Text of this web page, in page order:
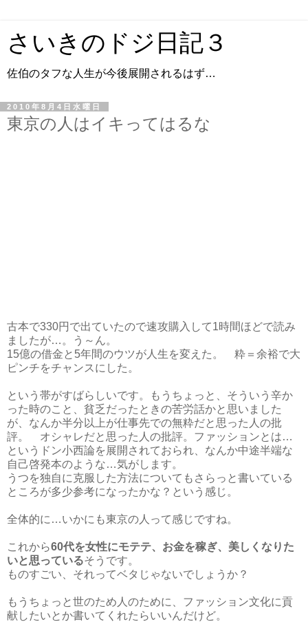
さいきのドジ日記３
佐伯のタフな人生が今後展開されるはず…
2010年8月4日水曜日
東京の人はイキってはるな
古本で330円で出ていたので速攻購入して1時間ほどで読み
ましたが…。う～ん。
15億の借金と5年間のウツが人生を変えた。 粋＝余裕で大
ピンチをチャンスにした。
という帯がすばらしいです。もうちょっと、そういう辛か
った時のこと、貧乏だったときの苦労話かと思いました
が、なんか半分以上が仕事先での無粋だと思った人の批
評。 オシャレだと思った人の批評。ファッションとは…
というドン小西論を展開されておられ、なんか中途半端な
自己啓発本のような…気がします。
うつを独自に克服した方法についてもさらっと書いている
ところが多少参考になったかな？という感じ。
全体的に…いかにも東京の人って感じですね。
これから60代を女性にモテテ、お金を稼ぎ、美しくなりた
いと思っているそうです。
ものすごい、それってベタじゃないでしょうか？
もうちょっと世のため人のために、ファッション文化に貢
献したいとか書いてくれたらいいんだけど。